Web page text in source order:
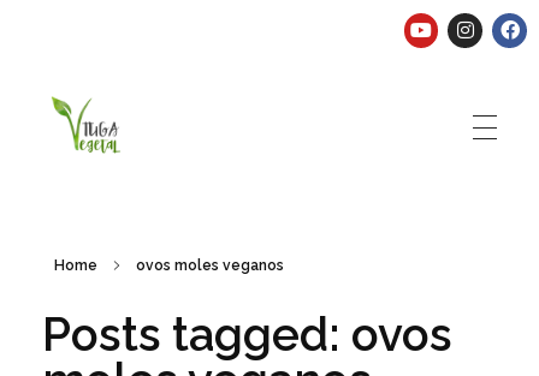
Home ovos moles veganos
Posts tagged: ovos